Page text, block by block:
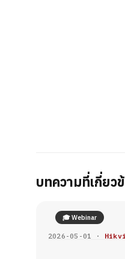
บทความที่เกี่ยว
🎓 Webinar
2026-05-01 ·